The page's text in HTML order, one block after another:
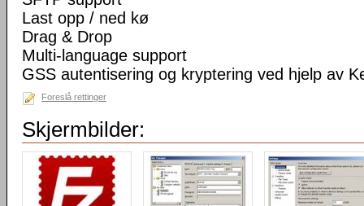
Last opp / ned kø
Drag & Drop
Multi-language support
GSS autentisering og kryptering ved hjelp av
Foreslå rettinger
Skjermbilder: